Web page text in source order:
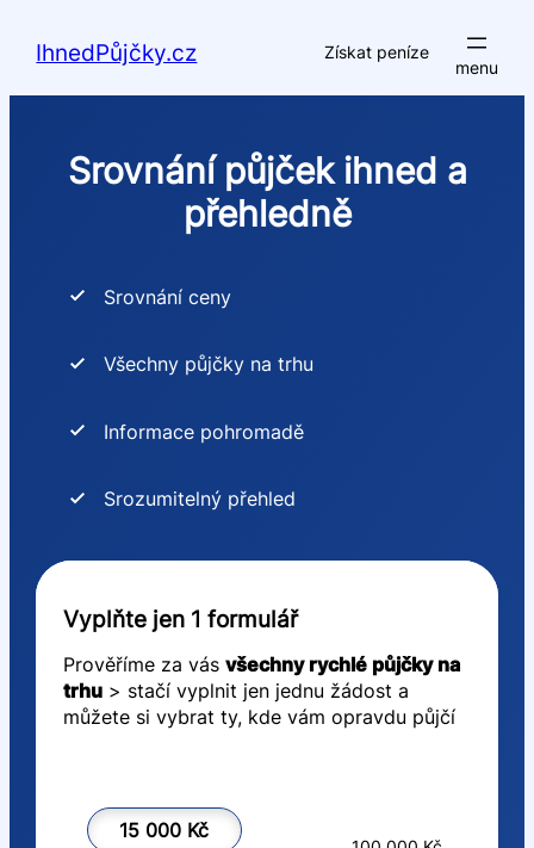
IhnedPůjčky.cz Získat peníze
Srovnání půjček ihned a
přehledně
Srovnání ceny
Všechny půjčky na trhu
Informace pohromadě
Srozumitelný přehled
Vyplňte jen 1 formulář
Prověříme za vás všechny rychlé půjčky na
trhu> stačí vyplnit jen jednu žádost a
můžete si vybrat ty, kde vám opravdu půjčí
15 000 Kč